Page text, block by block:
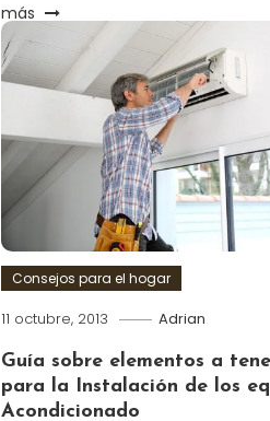
más
Consejos para el hogar
11 octubre, 2013 Adrian
Guía sobre elementos a
para la Instalación de los
Acondicionado